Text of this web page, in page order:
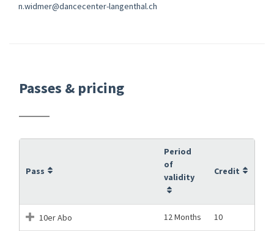
n.widmer@dancecenter-langenthal.ch
Passes & pricing
Pass
Period
of
validity
Credit
10er Abo 12 Months 10